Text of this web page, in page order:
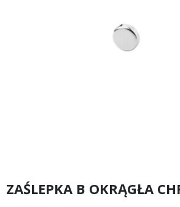
ZAŚLEPKA B OKRĄGŁA